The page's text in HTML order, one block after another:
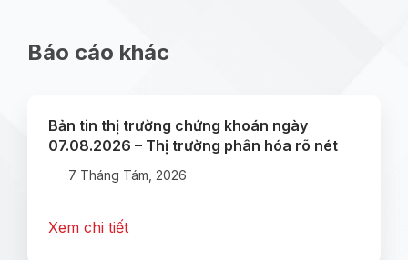
Báo cáo khác
Bản tin thị trường chứng khoán ngày
07.08.2026 – Thị trường phân hóa rõ nét
7 Tháng Tám, 2026
Xem chi tiết